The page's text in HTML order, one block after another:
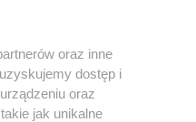
oraz inne
dostęp i
oraz
jak unikalne